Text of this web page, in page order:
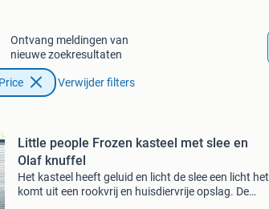
Ontvang meldingen van
nieuwe zoekresultaten
Verwijder filters
Little people Frozen kasteel met slee en
Olaf knuffel
Het kasteel heeft geluid en licht de slee een licht het
komt uit een rookvrij en huisdiervrije opslag. De